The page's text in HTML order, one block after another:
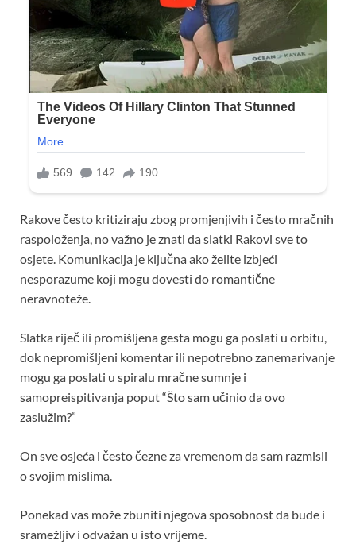
Rakove često kritiziraju zbog promjenjivih i često mračnih
raspoloženja, no važno je znati da slatki Rakovi sve to
osjete. Komunikacija je ključna ako želite izbjeći
nesporazume koji mogu dovesti do romantične
neravnoteže.
Slatka riječ ili promišljena gesta mogu ga poslati u orbitu,
dok nepromišljeni komentar ili nepotrebno zanemarivanje
mogu ga poslati u spiralu mračne sumnje i
samopreispitivanja poput “Što sam učinio da ovo
zaslužim?”
On sve osjeća i često čezne za vremenom da sam razmisli
o svojim mislima.
Ponekad vas može zbuniti njegova sposobnost da bude i
sramežljiv i odvažan u isto vrijeme.